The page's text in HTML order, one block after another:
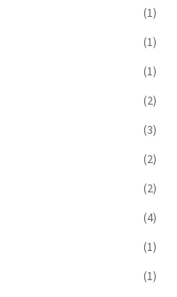
(1)
(1)
(1)
(2)
(3)
(2)
(2)
(4)
(1)
(1)